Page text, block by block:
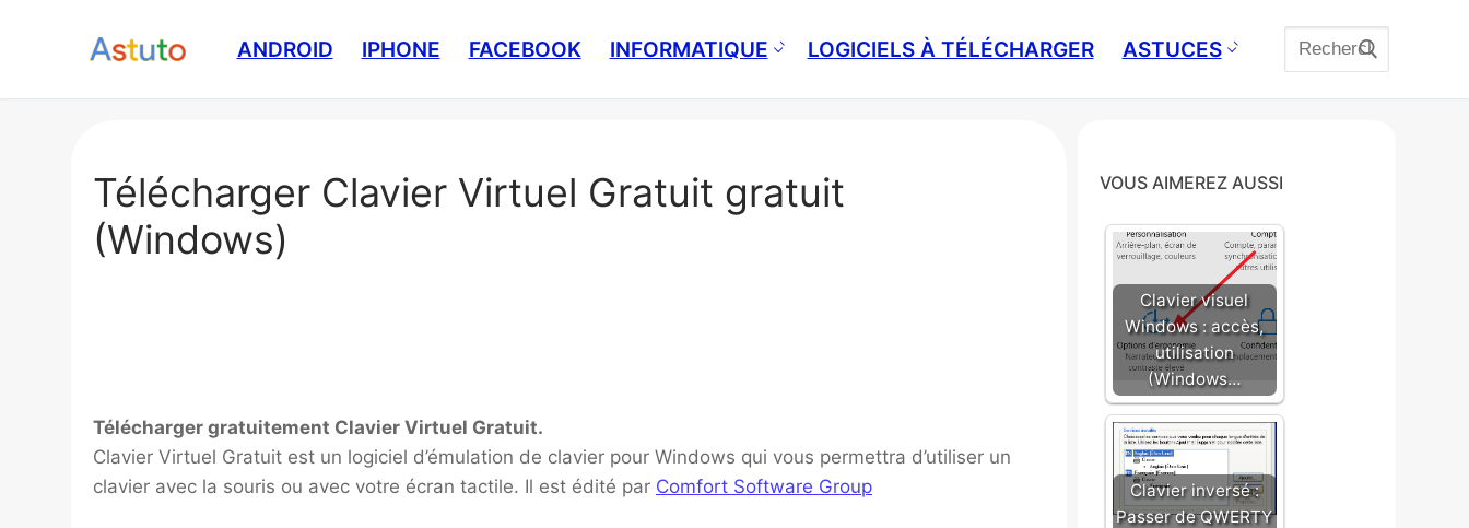
ANDROID IPHONE FACEBOOK INFORMATIQUE LOGICIELS À TÉLÉCHARGER ASTUCES
Rechercher
:
Télécharger Clavier Virtuel Gratuit gratuit
(Windows)
Télécharger gratuitement Clavier Virtuel Gratuit.
Clavier Virtuel Gratuit est un logiciel d’émulation de clavier pour Windows qui vous permettra d’utiliser un
clavier avec la souris ou avec votre écran tactile. Il est édité par Comfort Software Group
VOUS AIMEREZ AUSSI
Clavier visuel
Windows : accès,
utilisation
(Windows…
Clavier inversé :
Passer de QWERTY